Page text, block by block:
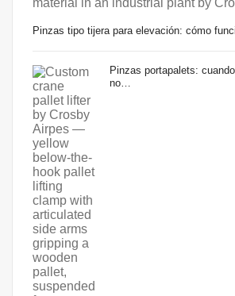
Pinzas tipo tijera para elevación: cómo
Pinzas portapalets:
no…